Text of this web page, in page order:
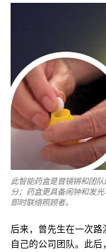
此智能药盒是曾镜锵和团
分；药盒更具备闹钟和发
即时联络照顾者。
后来，曾先生在一次
自己的公司团队。此